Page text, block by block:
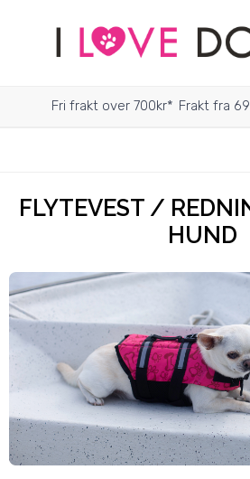
Fri frakt over 700kr* Frakt fra
FLYTEVEST /
HUND